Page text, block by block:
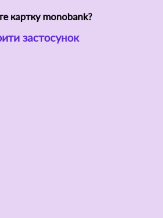
картку monobank?
застосунок